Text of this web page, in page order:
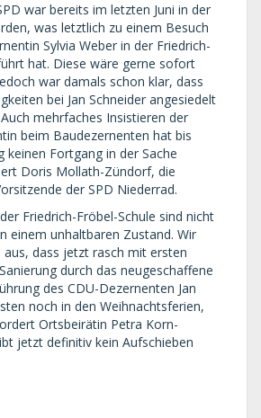
war bereits im letzten Juni in der
was letztlich zu einem Besuch
Sylvia Weber in der Friedrich-
hat. Diese wäre gerne sofort
war damals schon klar, dass
bei Jan Schneider angesiedelt
mehrfaches Insistieren der
beim Baudezernenten hat bis
keinen Fortgang in der Sache
Doris Mollath-Zündorf, die
der SPD Niederrad.
Friedrich-Fröbel-Schule sind nicht
einem unhaltbaren Zustand. Wir
dass jetzt rasch mit ersten
durch das neugeschaffene
des CDU-Dezernenten Jan
noch in den Weihnachtsferien,
Ortsbeirätin Petra Korn-
jetzt definitiv kein Aufschieben